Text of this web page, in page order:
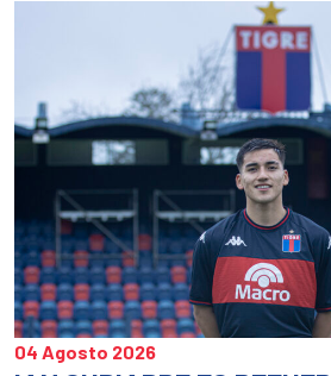
04 Agosto 2026